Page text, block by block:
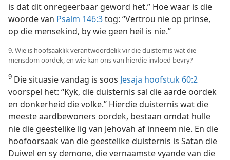
is dat dit onregeerbaar geword het.” Hoe waar is die
woorde van Psalm 146:3tog: “Vertrou nie op prinse,
op die mensekind, by wie geen heil is nie.”
9. Wie is hoofsaaklik verantwoordelik vir die duisternis wat die
mensdom oordek, en wie kan ons van hierdie invloed bevry?
9 Die situasie vandag is soos Jesaja hoofstuk 60:2
voorspel het: “Kyk, die duisternis sal die aarde oordek
en donkerheid die volke.” Hierdie duisternis wat die
meeste aardbewoners oordek, bestaan omdat hulle
nie die geestelike lig van Jehovah af inneem nie. En die
hoofoorsaak van die geestelike duisternis is Satan die
Duiwel en sy demone, die vernaamste vyande van die